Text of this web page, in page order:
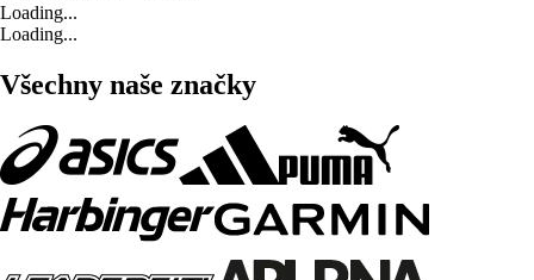
Loading...
Loading...
Všechny naše značky